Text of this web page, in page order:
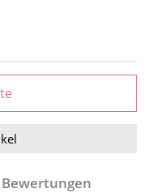
Bewertungen